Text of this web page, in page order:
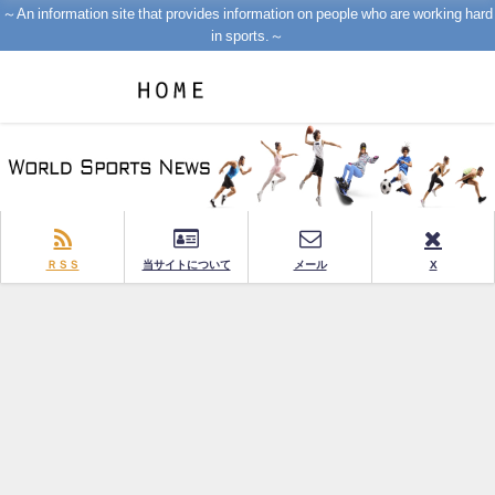
～An information site that provides information on people who are working hard
in sports.～
ＲＳＳ 当サイトについて メール X